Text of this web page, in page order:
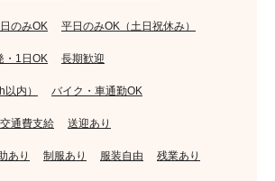
のみOK 平日のみOK（土日祝休み）
・1日OK 長期歓迎
内） バイク・車通勤OK
交通費支給 送迎あり
あり 制服あり 服装自由 残業あり